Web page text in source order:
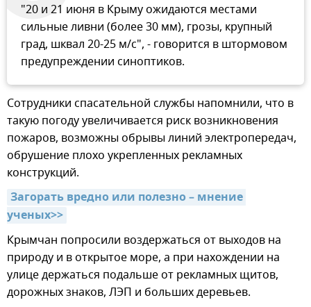
"20 и 21 июня в Крыму ожидаются местами
сильные ливни (более 30 мм), грозы, крупный
град, шквал 20-25 м/с", - говорится в штормовом
предупреждении синоптиков.
Сотрудники спасательной службы напомнили, что в
такую погоду увеличивается риск возникновения
пожаров, возможны обрывы линий электропередач,
обрушение плохо укрепленных рекламных
конструкций.
Загорать вредно или полезно – мнение
ученых>>
Крымчан попросили воздержаться от выходов на
природу и в открытое море, а при нахождении на
улице держаться подальше от рекламных щитов,
дорожных знаков, ЛЭП и больших деревьев.